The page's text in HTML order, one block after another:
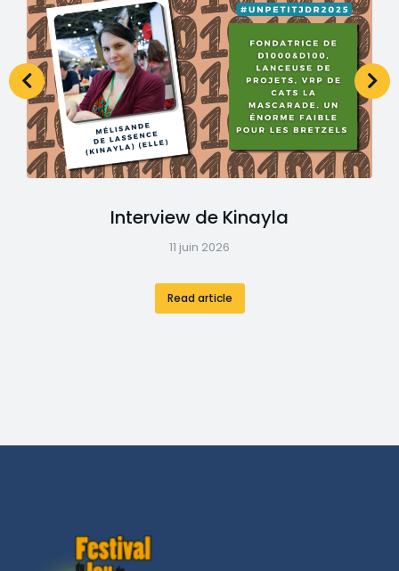
Interview de Kinayla
11 juin 2026
Read article